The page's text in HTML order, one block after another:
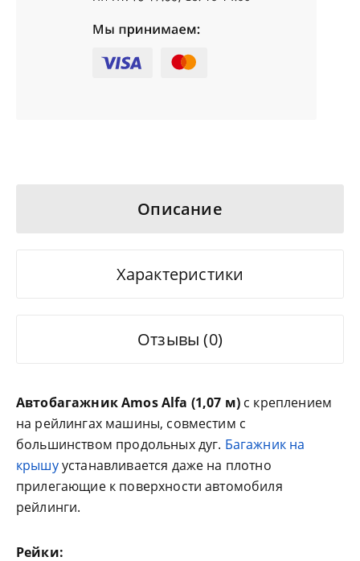
Описание
Характеристики
Отзывы (0)
Автобагажник Amos Alfa (1,07 м)с креплением
на рейлингах машины, совместим с
большинством продольных дуг. Багажник на
крышуустанавливается даже на плотно
прилегающие к поверхности автомобиля
рейлинги.
Рейки: